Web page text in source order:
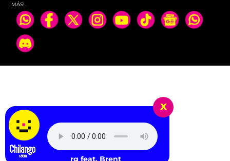
MÁS!.
x
A$AP Ferg feat. Brent Faiyaz & Salaam Remi - Dreams,